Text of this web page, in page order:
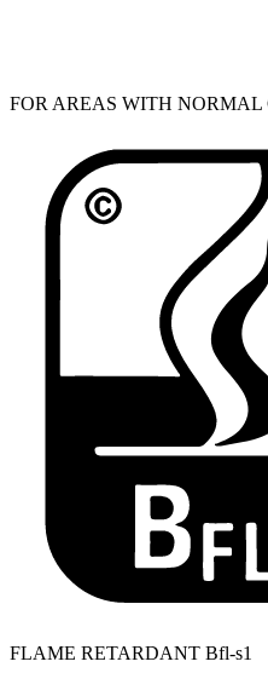
FOR AREAS WITH NORMAL
FLAME RETARDANT Bfl-s1